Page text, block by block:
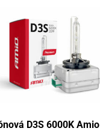
D3S 6000K Amio